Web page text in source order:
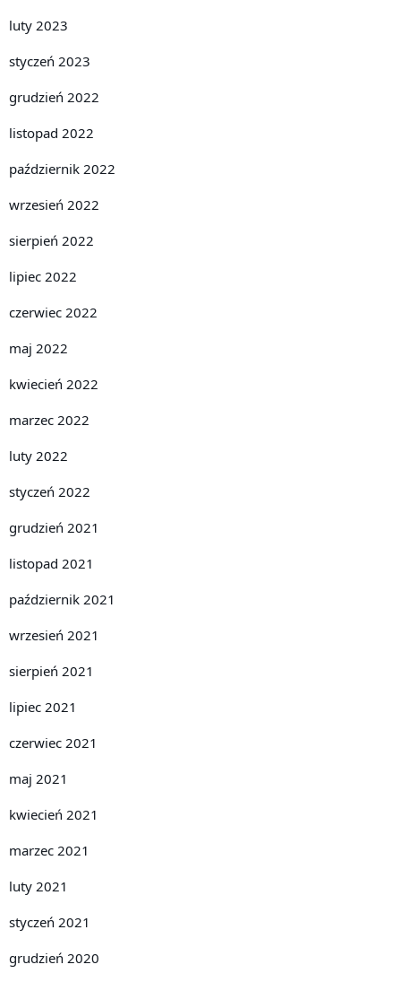
luty 2023
styczeń 2023
grudzień 2022
listopad 2022
październik 2022
wrzesień 2022
sierpień 2022
lipiec 2022
czerwiec 2022
maj 2022
kwiecień 2022
marzec 2022
luty 2022
styczeń 2022
grudzień 2021
listopad 2021
październik 2021
wrzesień 2021
sierpień 2021
lipiec 2021
czerwiec 2021
maj 2021
kwiecień 2021
marzec 2021
luty 2021
styczeń 2021
grudzień 2020